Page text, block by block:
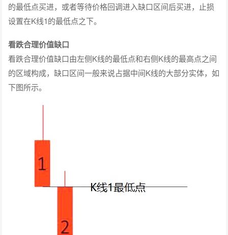
的最低点买进，或者等待价格回调进入缺口区间后买进，止损
设置在K线1的最低点之下。
看跌合理价值缺口
看跌合理价值缺口由左侧K线的最低点和右侧K线的最高点之间
的区域构成，缺口区间一般来说占据中间K线的大部分实体，如
下图所示。